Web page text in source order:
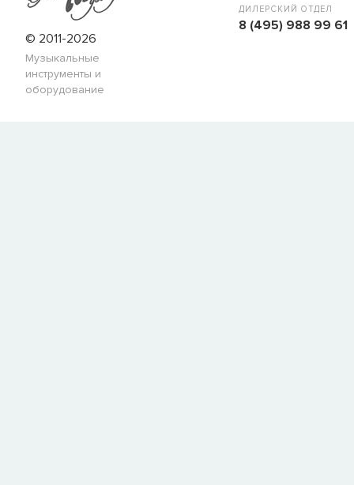
© 2011-2026
Музыкальные
инструменты и
оборудование
ДИЛЕРСКИЙ ОТДЕЛ
8 (495) 988 99 61